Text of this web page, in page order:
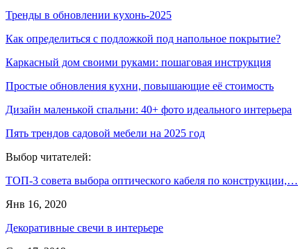
Тренды в обновлении кухонь-2025
Как определиться с подложкой под напольное покрытие?
Каркасный дом своими руками: пошаговая инструкция
Простые обновления кухни, повышающие её стоимость
Дизайн маленькой спальни: 40+ фото идеального интерьера
Пять трендов садовой мебели на 2025 год
Выбор читателей:
ТОП-3 совета выбора оптического кабеля по конструкции,…
Янв 16, 2020
Декоративные свечи в интерьере